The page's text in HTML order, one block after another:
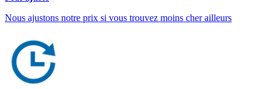
Nous ajustons notre prix si vous trouvez moins cher ailleurs